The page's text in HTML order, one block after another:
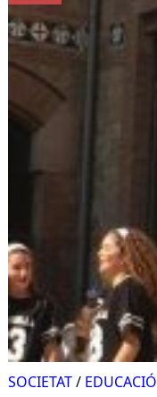
SOCIETAT/ EDUCACIÓ